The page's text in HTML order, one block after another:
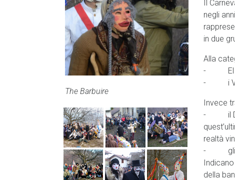
Il
negli
in due
Alla
- El
- i
Invece
- il
realtà
- gli
della
The Barbuire